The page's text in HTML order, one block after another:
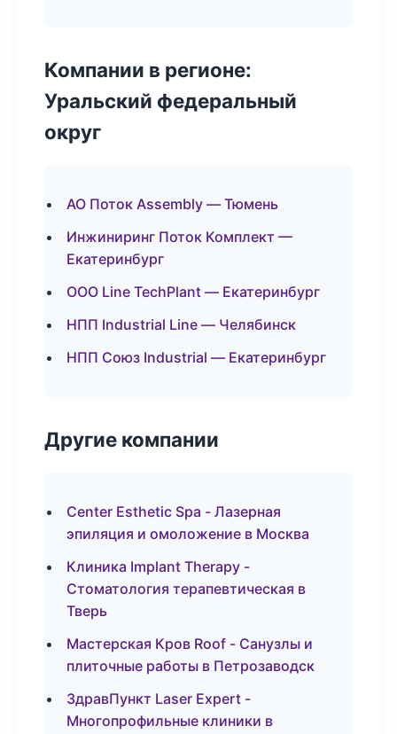
Компании в регионе:
Уральский федеральный
округ
АО Поток Assembly — Тюмень
Инжиниринг Поток Комплект —
Екатеринбург
ООО Line TechPlant — Екатеринбург
НПП Industrial Line — Челябинск
НПП Союз Industrial — Екатеринбург
Другие компании
Center Esthetic Spa - Лазерная
эпиляция и омоложение в Москва
Клиника Implant Therapy -
Стоматология терапевтическая в
Тверь
Мастерская Кров Roof - Санузлы и
плиточные работы в Петрозаводск
ЗдравПункт Laser Expert -
Многопрофильные клиники в